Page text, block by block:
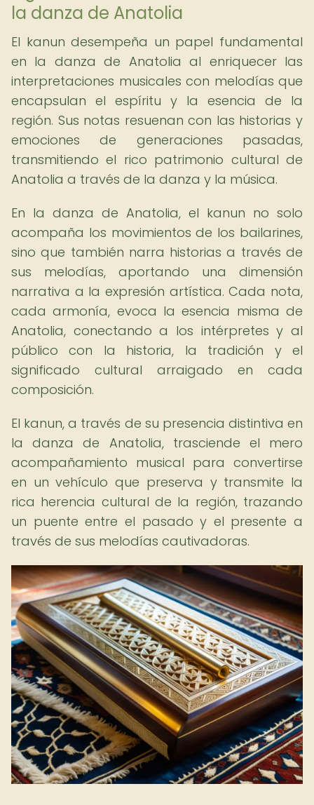
la danza de Anatolia
El kanun desempeña un papel fundamental
en la danza de Anatolia al enriquecer las
interpretaciones musicales con melodías que
encapsulan el espíritu y la esencia de la
región. Sus notas resuenan con las historias y
emociones de generaciones pasadas,
transmitiendo el rico patrimonio cultural de
Anatolia a través de la danza y la música.
En la danza de Anatolia, el kanun no solo
acompaña los movimientos de los bailarines,
sino que también narra historias a través de
sus melodías, aportando una dimensión
narrativa a la expresión artística. Cada nota,
cada armonía, evoca la esencia misma de
Anatolia, conectando a los intérpretes y al
público con la historia, la tradición y el
significado cultural arraigado en cada
composición.
El kanun, a través de su presencia distintiva en
la danza de Anatolia, trasciende el mero
acompañamiento musical para convertirse
en un vehículo que preserva y transmite la
rica herencia cultural de la región, trazando
un puente entre el pasado y el presente a
través de sus melodías cautivadoras.